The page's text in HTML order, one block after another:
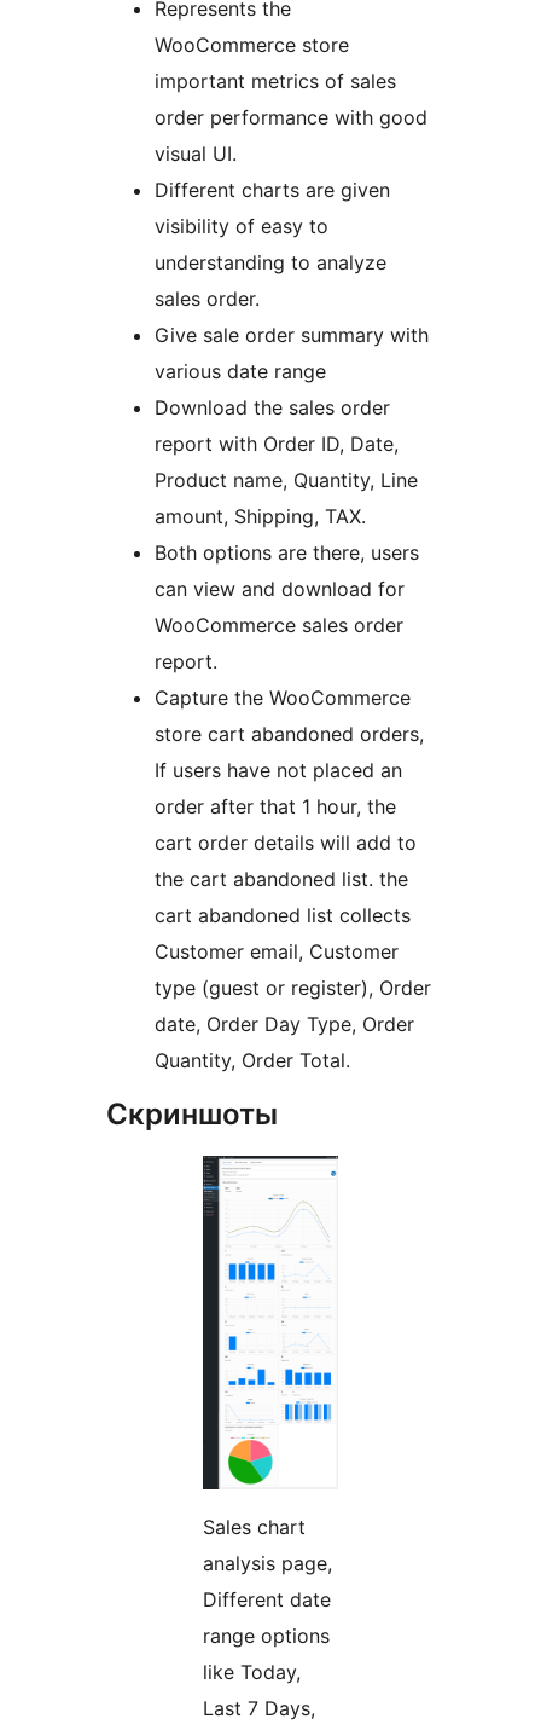
Represents the
WooCommerce store
important metrics of sales
order performance with good
visual UI.
Different charts are given
visibility of easy to
understanding to analyze
sales order.
Give sale order summary with
various date range
Download the sales order
report with Order ID, Date,
Product name, Quantity, Line
amount, Shipping, TAX.
Both options are there, users
can view and download for
WooCommerce sales order
report.
Capture the WooCommerce
store cart abandoned orders,
If users have not placed an
order after that 1 hour, the
cart order details will add to
the cart abandoned list. the
cart abandoned list collects
Customer email, Customer
type (guest or register), Order
date, Order Day Type, Order
Quantity, Order Total.
Скриншоты
Sales chart
analysis page,
Different date
range options
like Today,
Last 7 Days,